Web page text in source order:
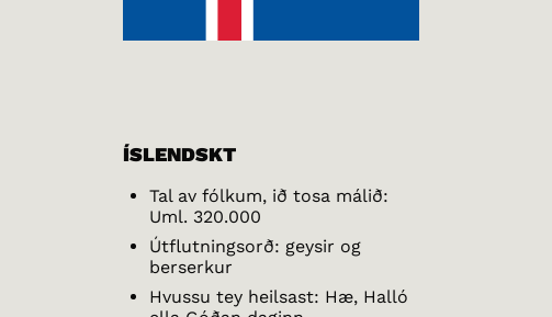
ÍSLENDSKT
Tal av fólkum, ið tosa málið:
Uml. 320.000
Útflutningsorð: geysir og
berserkur
Hvussu tey heilsast: Hæ, Halló